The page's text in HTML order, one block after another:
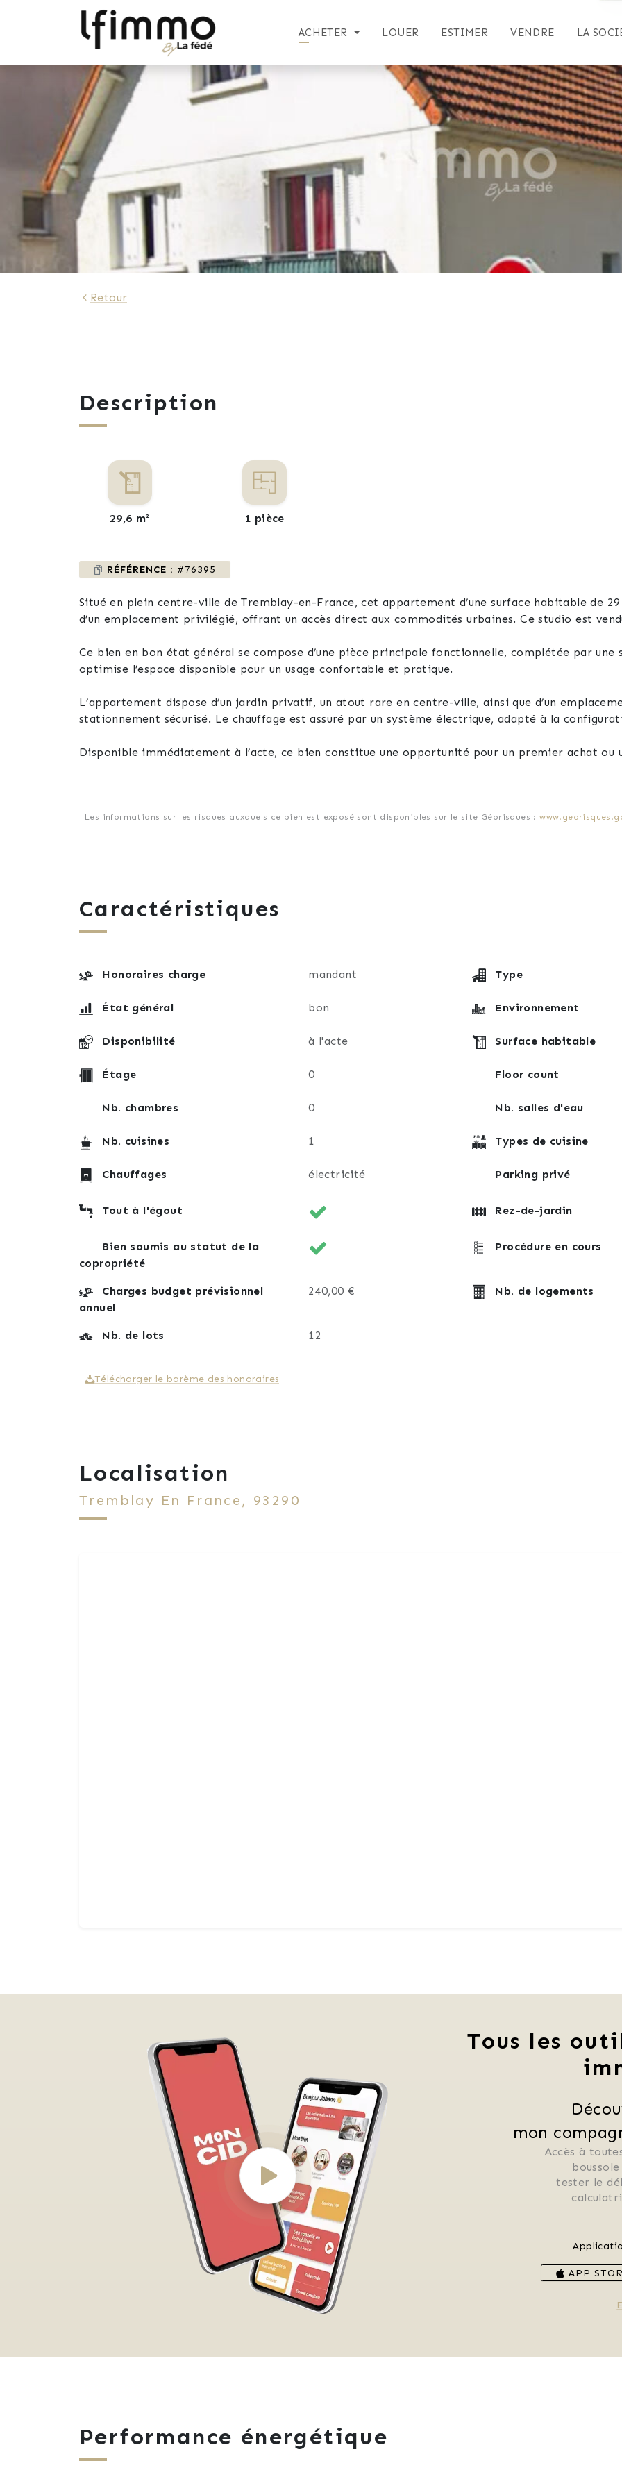
ACHETER LOUER ESTIMER VENDRE LA
Retour
Description
29,6 m² 1 pièce
RÉFÉRENCE : #76395
Situé en plein centre-ville de Tremblay-en-France, cet appartement d’une surface habitable de
d’un emplacement privilégié, offrant un accès direct aux commodités urbaines. Ce studio est
Ce bien en bon état général se compose d’une pièce principale fonctionnelle, complétée par une
optimise l’espace disponible pour un usage confortable et pratique.
L’appartement dispose d’un jardin privatif, un atout rare en centre-ville, ainsi que d’un
stationnement sécurisé. Le chauffage est assuré par un système électrique, adapté à la
Disponible immédiatement à l’acte, ce bien constitue une opportunité pour un premier achat ou
Les informations sur les risques auxquels ce bien est exposé sont disponibles sur le site Géorisques :
Caractéristiques
Honoraires charge mandant Type
État général bon Environnement
Disponibilité à l'acte Surface habitable
Étage 0 Floor count
Nb. chambres 0 Nb. salles d'eau
Nb. cuisines 1 Types de cuisine
Chauffages électricité Parking privé
Tout à l'égout Rez-de-jardin
Bien soumis au statut de la
copropriété
Procédure en cours
Charges budget prévisionnel
annuel
240,00 € Nb. de logements
Nb. de lots 12
Télécharger le barème des honoraires
Localisation
Tremblay En France, 93290
Tous les
mon
Accès à
tester le
APP
Performance énergétique